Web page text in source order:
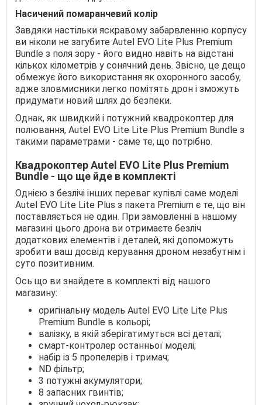
Насичений помаранчевий колір
Завдяки настільки яскравому забарвленню корпусу
ви ніколи не загубите Autel EVO Lite Plus Premium
Bundle з поля зору - його видно навіть на відстані
кількох кілометрів у сонячний день. Звісно, це дещо
обмежує його використання як охоронного засобу,
адже зловмисники легко помітять дрон і зможуть
придумати новий шлях до безпеки.
Однак, як швидкий і потужний квадрокоптер для
полювання, Autel EVO Lite Lite Plus Premium Bundle з
такими параметрами - саме те, що потрібно.
Квадрокоптер Autel EVO Lite Plus Premium
Bundle - що ще йде в комплекті
Однією з безлічі інших переваг купівлі саме моделі
Autel EVO Lite Lite Plus з пакета Premium є те, що він
поставляється не один. При замовленні в нашому
магазині цього дрона ви отримаєте безліч
додаткових елементів і деталей, які допоможуть
зробити ваш досвід керування дроном незабутнім і
суто позитивним.
Ось що ви знайдете в комплекті від нашого
магазину:
оригінальну модель Autel EVO Lite Lite Plus
Premium Bundle в кольорі;
валізку, в якій зберігатимуться всі деталі;
смарт-контролер останньої моделі;
набір із 5 пропелерів і тримач;
ND фільтр;
3 потужні акумулятори;
8 запасних гвинтів;